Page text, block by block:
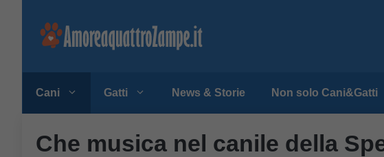
Cani Gatti News & Storie Non solo Cani&Gatti
Che musica nel canile della